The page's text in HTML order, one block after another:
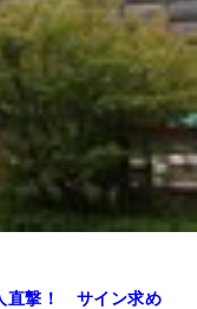
直撃！ サイン求め